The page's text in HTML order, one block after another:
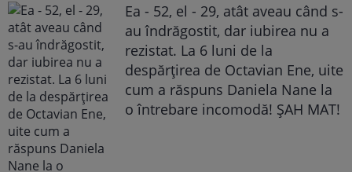
Ea - 52, el - 29, atât aveau când s-
au îndrăgostit, dar iubirea nu a
rezistat. La 6 luni de la
despărțirea de Octavian Ene, uite
cum a răspuns Daniela Nane la
o întrebare incomodă! ȘAH MAT!